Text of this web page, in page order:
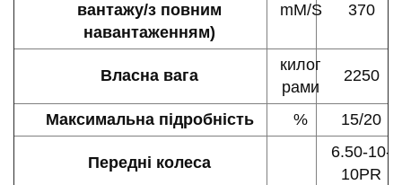
вантажу/з повним
навантаженням)
mM/S 370
Власна вага
килог
рами
2250
Максимальна підробність % 15/20
Передні колеса
6.50-10-
10PR